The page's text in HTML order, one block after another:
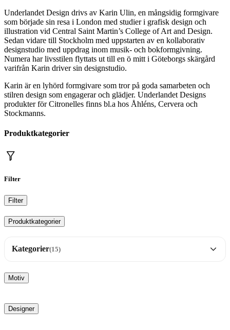
Underlandet Design drivs av Karin Ulin, en mångsidig formgivare
som började sin resa i London med studier i grafisk design och
illustration vid Central Saint Martin’s College of Art and Design.
Sedan vidare till Stockholm med uppstarten av en kollaborativ
designstudio med uppdrag inom musik- och bokformgivning.
Numera har livsstilen flyttats ut till en ö mitt i Göteborgs skärgård
varifrån Karin driver sin designstudio.
Karin är en lyhörd formgivare som tror på goda samarbeten och
stilren design som engagerar och glädjer. Underlandet Designs
produkter för Citronelles finns bl.a hos Åhléns, Cervera och
Stockmanns.
Produktkategorier
Filter
Filter
Produktkategorier
Kategorier(15)
Brickor
Dalahäst motiv
Motiv
Designer